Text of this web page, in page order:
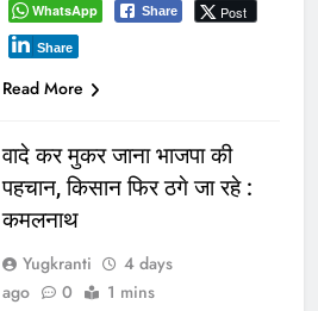
WhatsApp Share Post
Share
Read More
वादे कर मुकर जाना भाजपा की
पहचान, किसान फिर ठगे जा रहे :
कमलनाथ
Yugkranti
4 days
ago
0 1 mins